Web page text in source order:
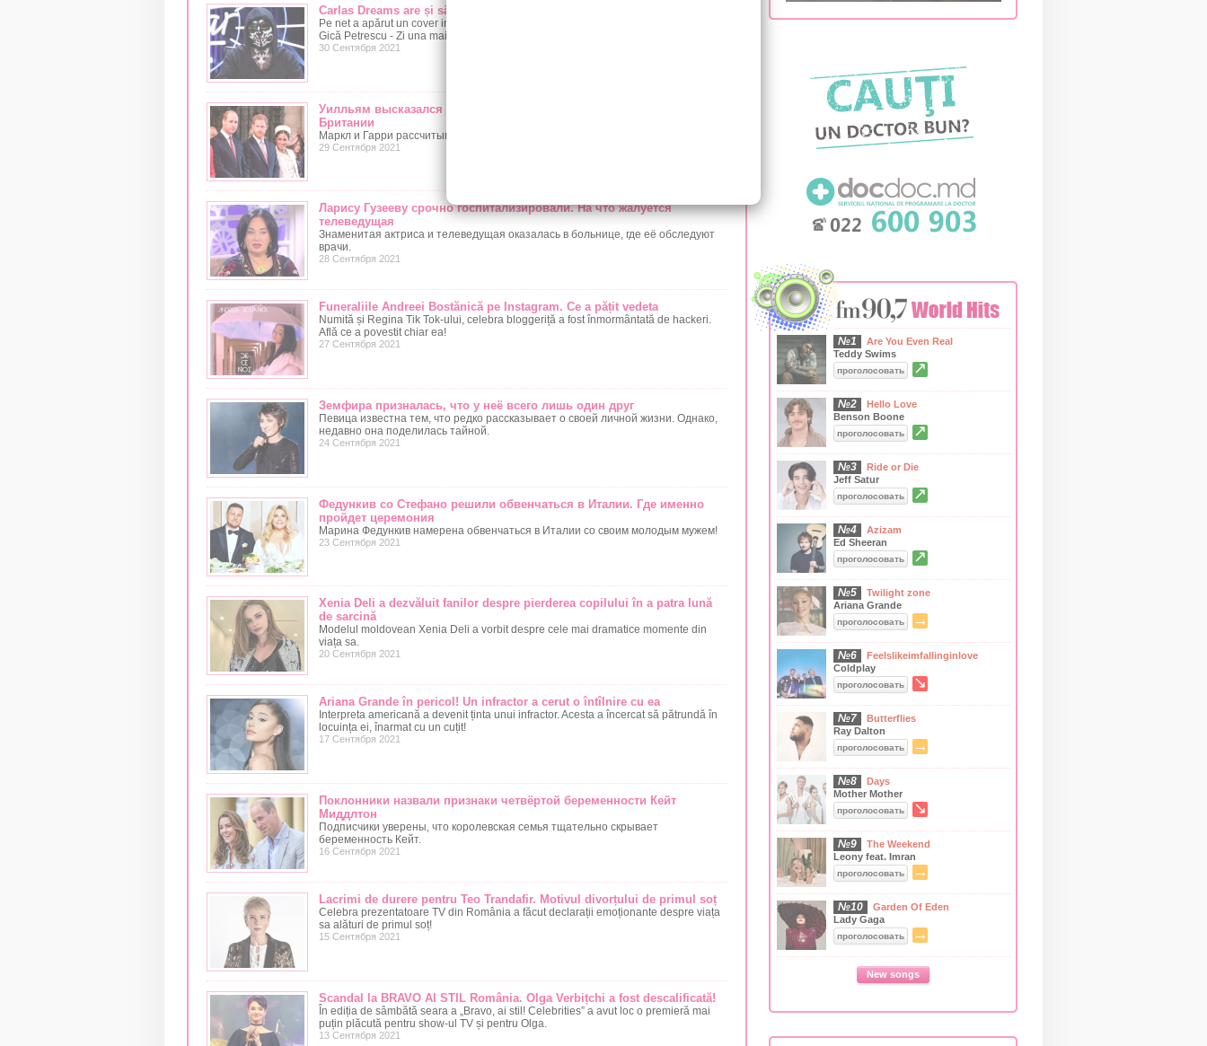
Carlas Dreams are și sânge de lăutar!
Pe net a apărut un cover impecabil al lui Carla's Dreams la piesa în stil popular de
Gică Petrescu - Zi una mai săltăreață. Vezi cum îl cântă artistul!
30 Сентября 2021
Уилльям высказался о решении Гарри и Меган крестить дочь в
Британии
Маркл и Гарри рассчитывают устроить традиционные крестины дочери.
29 Сентября 2021
Ларису Гузееву срочно госпитализировали. На что жалуется
телеведущая
Знаменитая актриса и телеведущая оказалась в больнице, где её обследуют
врачи.
28 Сентября 2021
Funeraliile Andreei Bostănică pe Instagram. Ce a pățit vedeta
Numită și Regina Tik Tok-ului, celebra bloggeriță a fost înmormântată de hackeri.
Află ce a povestit chiar ea!
27 Сентября 2021
Земфира призналась, что у неё всего лишь один друг
Певица известна тем, что редко рассказывает о своей личной жизни. Однако,
недавно она поделилась тайной.
24 Сентября 2021
Федункив со Стефано решили обвенчаться в Италии. Где именно
пройдет церемония
Марина Федункив намерена обвенчаться в Италии со своим молодым мужем!
23 Сентября 2021
Xenia Deli a dezvăluit fanilor despre pierderea copilului în a patra lună
de sarcină
Modelul moldovean Xenia Deli a vorbit despre cele mai dramatice momente din
viața sa.
20 Сентября 2021
Ariana Grande în pericol! Un infractor a cerut o întîlnire cu ea
Interpreta americană a devenit ținta unui infractor. Acesta a încercat să pătrundă în
locuința ei, înarmat cu un cuțit!
17 Сентября 2021
Поклонники назвали признаки четвёртой беременности Кейт
Миддлтон
Подписчики уверены, что королевская семья тщательно скрывает
беременность Кейт.
16 Сентября 2021
Lacrimi de durere pentru Teo Trandafir. Motivul divorțului de primul soț
Celebra prezentatoare TV din România a făcut declarații emoționante despre viața
sa alături de primul soț!
15 Сентября 2021
Scandal la BRAVO AI STIL România. Olga Verbițchi a fost descalificată!
În ediția de sâmbătă seara a „Bravo, ai stil! Celebrities” a avut loc o premieră mai
puțin plăcută pentru show-ul TV și pentru Olga.
13 Сентября 2021
№1
Are You Even Real
Teddy Swims
проголосовать ↗
№2
Hello Love
Benson Boone
проголосовать ↗
№3
Ride or Die
Jeff Satur
проголосовать ↗
№4
Azizam
Ed Sheeran
проголосовать ↗
№5
Twilight zone
Ariana Grande
проголосовать →
№6
Feelslikeimfallinginlove
Coldplay
проголосовать ↘
№7
Butterflies
Ray Dalton
проголосовать →
№8
Days
Mother Mother
проголосовать ↘
№9
The Weekend
Leony feat. Imran
проголосовать →
№10
Garden Of Eden
Lady Gaga
проголосовать →
New songs